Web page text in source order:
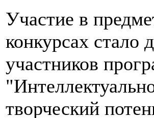
Участие в
конкурсах стало
участников
творческий